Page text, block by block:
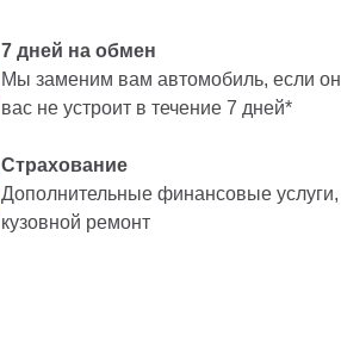
7 дней на обмен
Мы заменим вам автомобиль, если он
вас не устроит в течение 7 дней*
Страхование
Дополнительные финансовые услуги,
кузовной ремонт